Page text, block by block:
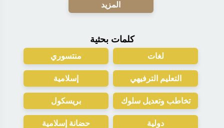
المزيد
كلمات بحثية
لغات منتسوري
التعليم الترفيهي إسلامية
تخاطب وتعديل سلوك بريسكول
دولية حضانة إسلامية